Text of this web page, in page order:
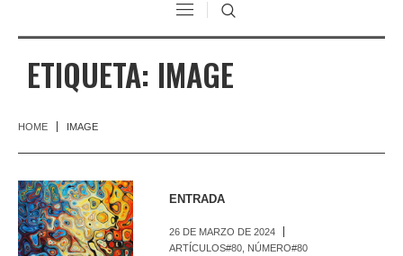
ETIQUETA: IMAGE
HOME IMAGE
ENTRADA
26 DE MARZO DE 2024
ARTÍCULOS#80 NÚMERO#80